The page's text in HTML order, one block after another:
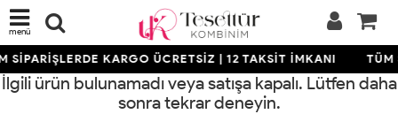
menü
SİPARİŞLERDE KARGO ÜCRETSİZ | 12 TAKSİT İMKANI TÜM
İlgili ürün bulunamadı veya satışa kapalı. Lütfen daha
sonra tekrar deneyin.